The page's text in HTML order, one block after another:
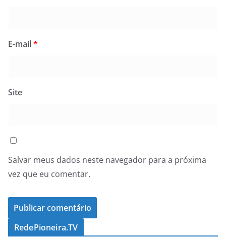
E-mail*
Site
Salvar meus dados neste navegador para a próxima
vez que eu comentar.
RedePioneira.TV